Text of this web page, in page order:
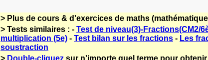
> Plus de cours & d'exercices de maths
> Tests similaires : - Test de niveau(3)-Fractions(CM2/
multiplication (5e) - Test bilan sur les fractions - Les
soustraction
> Double-cliquez sur n'importe quel terme pour